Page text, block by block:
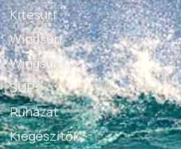
Kitesurf
Windsurf
Wingsurf
SUP
Ruházat
Kiegészítők